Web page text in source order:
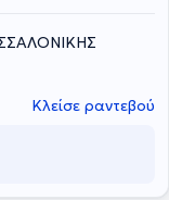
, Τραύματα |
μόνο για
γιατρό.
Κλείσε ραντεβού